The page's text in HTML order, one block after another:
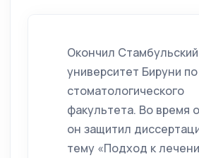
Окончил Стамбульский
университет Бируни
стоматологического
факультета. Во время
он защитил
тему «Подход к